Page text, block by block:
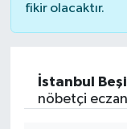
fikir olacaktır.
İstanbul
nöbetçi